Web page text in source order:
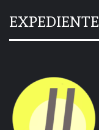
EXPEDIENTE